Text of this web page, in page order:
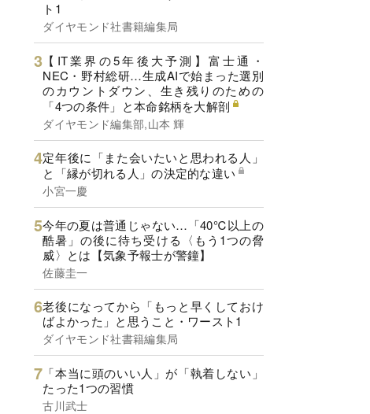
ト1
ダイヤモンド社書籍編集局
【IT業界の5年後大予測】富士通・
NEC・野村総研…生成AIで始まった選別
のカウントダウン、生き残りのための
「4つの条件」と本命銘柄を大解剖
ダイヤモンド編集部,山本 輝
定年後に「また会いたいと思われる人」
と「縁が切れる人」の決定的な違い
小宮一慶
今年の夏は普通じゃない…「40℃以上の
酷暑」の後に待ち受ける〈もう1つの脅
威〉とは【気象予報士が警鐘】
佐藤圭一
老後になってから「もっと早くしておけ
ばよかった」と思うこと・ワースト1
ダイヤモンド社書籍編集局
「本当に頭のいい人」が「執着しない」
たった1つの習慣
古川武士